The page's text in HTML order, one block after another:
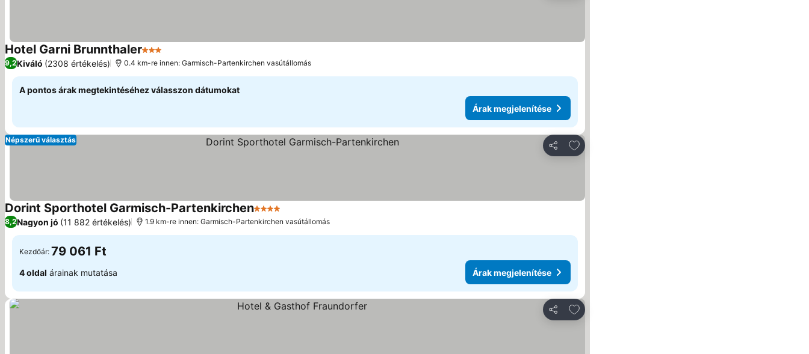
Hotel Garni Brunnthaler3 Kategória
9,2Kiváló (2308 értékelés) 0.4 km-re innen: Garmisch-Partenkirchen vasútállomás
A pontos árak megtekintéséhez válasszon dátumokat
Árak megjelenítése
Megosztás
Hozzáadás a kedvencekhez
Népszerű választás
Dorint Sporthotel Garmisch-Partenkirchen4 Kategória
8,2Nagyon jó (11 882 értékelés) 1.9 km-re innen: Garmisch-Partenkirchen vasútállomás
Kezdőár: 79 061 Ft
4 oldal árainak mutatása Árak megjelenítése
Megosztás
Hozzáadás a kedvencekhez